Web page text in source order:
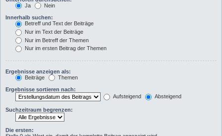
Ja
Nein
Innerhalb suchen:
Betreff und Text der Beiträge
Nur im Text der Beiträge
Nur im Betreff der Themen
Nur im ersten Beitrag der Themen
Ergebnisse anzeigen als:
Beiträge
Themen
Ergebnisse sortieren nach:
Aufsteigend
Absteigend
Suchzeitraum begrenzen:
Die ersten: